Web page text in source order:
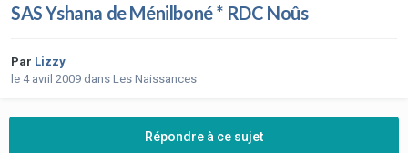
SAS Yshana de Ménilboné * RDC Noûs
Par Lizzy
le 4 avril 2009 dans Les Naissances
Répondre à ce sujet